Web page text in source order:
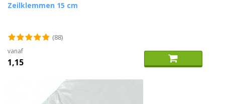
Zeilklemmen 15 cm
(88)
vanaf
1,15